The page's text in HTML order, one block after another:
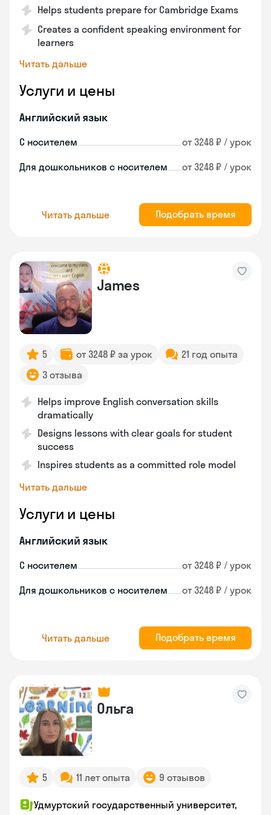
Helps students prepare for Cambridge Exams
Creates a confident speaking environment for
learners
Читать дальше
Услуги и цены
Английский язык
С носителем от 3248 ₽ / урок
Для дошкольников с носителем от 3248 ₽ / урок
Читать дальше Подобрать время
James
5 от 3248 ₽ за урок
21 год опыта
3 отзыва
Helps improve English conversation skills
dramatically
Designs lessons with clear goals for student
success
Inspires students as a committed role model
Читать дальше
Услуги и цены
Английский язык
С носителем от 3248 ₽ / урок
Для дошкольников с носителем от 3248 ₽ / урок
Читать дальше Подобрать время
Ольга
5 11 лет опыта 9 отзывов
Удмуртский государственный университет,